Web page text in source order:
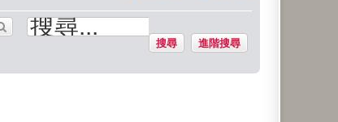
搜尋 進階搜尋